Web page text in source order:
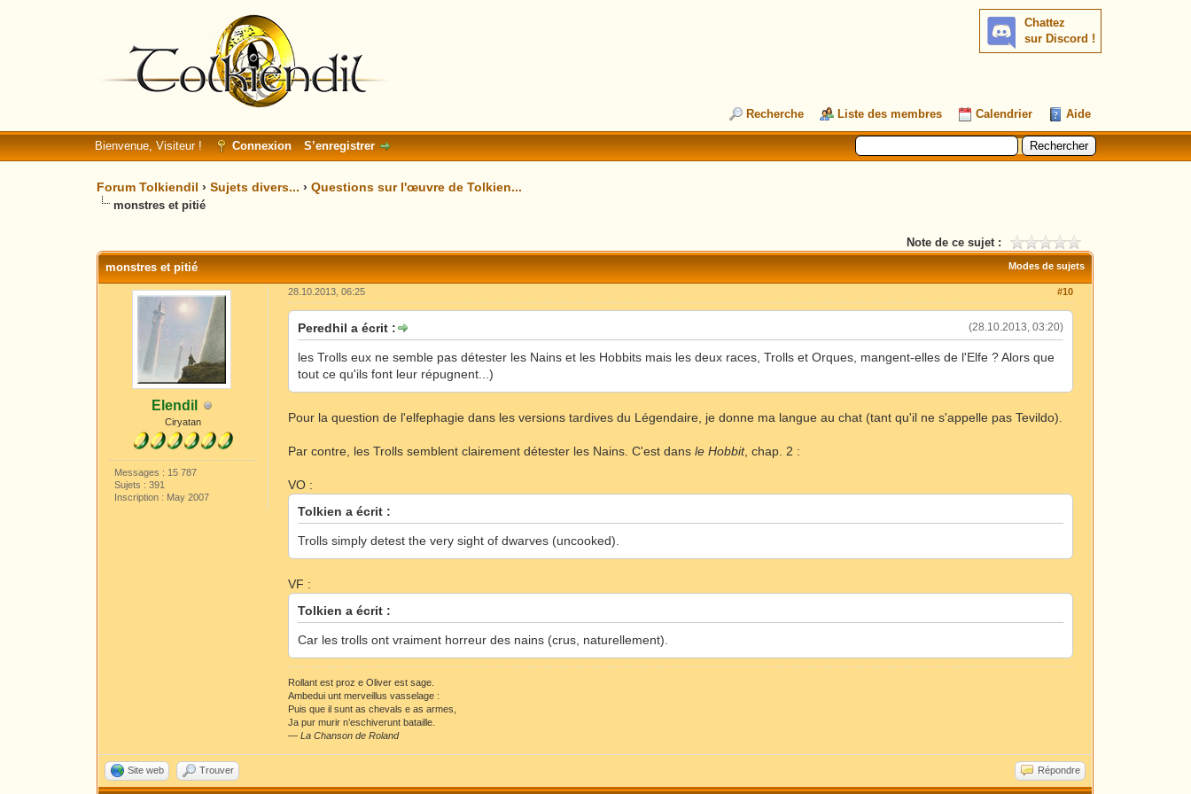
Chattez
sur Discord !
Recherche Liste des membres Calendrier Aide
Bienvenue, Visiteur ! Connexion S’enregistrer
Forum Tolkiendil ›Sujets divers... ›Questions sur l'œuvre de Tolkien...
monstres et pitié
Note de ce sujet :
Modes de sujets
monstres et pitié
Elendil
Ciryatan
Messages : 15 787
Sujets : 391
Inscription : May 2007
#10
28.10.2013, 06:25
(28.10.2013, 03:20)
Peredhil a écrit :
les Trolls eux ne semble pas détester les Nains et les Hobbits mais les deux races, Trolls et Orques, mangent-elles de l'Elfe ? Alors que
tout ce qu'ils font leur répugnent...)
Pour la question de l'elfephagie dans les versions tardives du Légendaire, je donne ma langue au chat (tant qu'il ne s'appelle pas Tevildo).
Par contre, les Trolls semblent clairement détester les Nains. C'est dansle Hobbit, chap. 2 :
VO :
Tolkien a écrit :
Trolls simply detest the very sight of dwarves (uncooked).
VF :
Tolkien a écrit :
Car les trolls ont vraiment horreur des nains (crus, naturellement).
Rollant est proz e Oliver est sage.
Ambedui unt merveillus vasselage :
Puis que il sunt as chevals e as armes,
Ja pur murir n’eschiverunt bataille.
—La Chanson de Roland
Site web Trouver Répondre